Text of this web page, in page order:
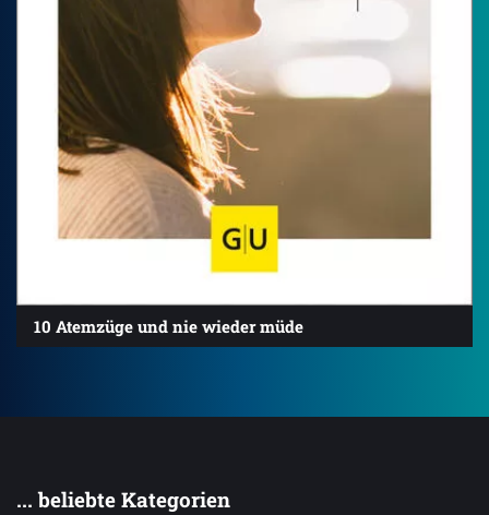
10 Atemzüge und nie wieder müde
... beliebte Kategorien